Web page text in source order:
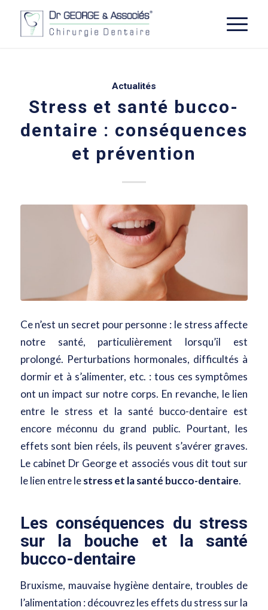
Actualités
Stress et santé bucco-
dentaire : conséquences
et prévention
Ce n’est un secret pour personne : le stress affecte
notre santé, particulièrement lorsqu’il est
prolongé. Perturbations hormonales, difficultés à
dormir et à s’alimenter, etc. : tous ces symptômes
ont un impact sur notre corps. En revanche, le lien
entre le stress et la santé bucco-dentaire est
encore méconnu du grand public. Pourtant, les
effets sont bien réels, ils peuvent s’avérer graves.
Le cabinet Dr George et associés vous dit tout sur
le lien entre lestress et la santé bucco-dentaire.
Les conséquences du stress
sur la bouche et la santé
bucco-dentaire
Bruxisme, mauvaise hygiène dentaire, troubles de
l’alimentation : découvrez les effets du stress sur la